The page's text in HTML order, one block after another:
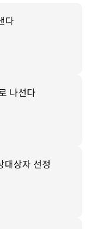
다
나선다
대상자 선정